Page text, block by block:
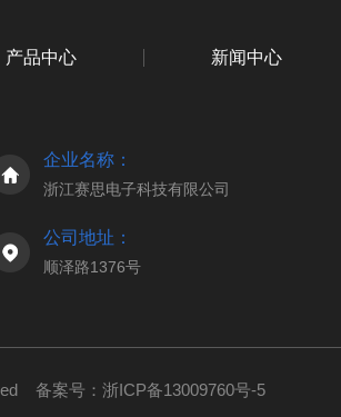
产品中心 新闻中心
企业名称：
浙江赛思电子科技有限公司
公司地址：
顺泽路1376号
备案号：浙ICP备13009760号-5